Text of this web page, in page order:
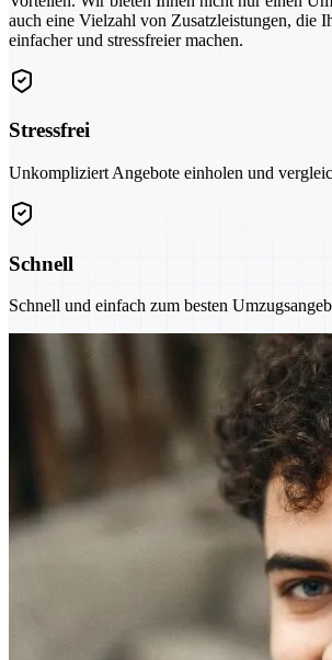
auch eine Vielzahl von Zusatzleistungen, die
einfacher und stressfreier machen.
Stressfrei
Unkompliziert Angebote einholen und
Schnell
Schnell und einfach zum besten